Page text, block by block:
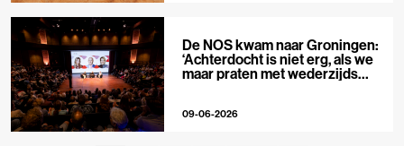
De NOS kwam naar Groningen:
‘Achterdocht is niet erg, als we
maar praten met wederzijds
09-06-2026